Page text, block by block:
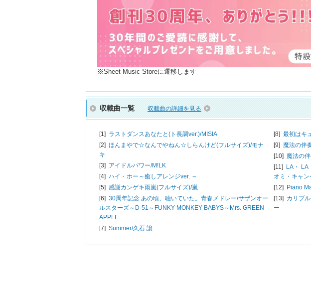
※Sheet Music Storeに遷移します
収載曲一覧 収載曲の詳細を見る
[1] ラストダンスあなたと(ト長調ver.)/MISIA
[2] ほんまやで☆なんでやねん☆しらんけど(フルサイズ)/モナ
キ
[3] アイドルパワー/M!LK
[4] ハイ・ホー～癒しアレンジver. ～
[5] 感謝カンゲキ雨嵐(フルサイズ)/嵐
[6] 30周年記念 あの頃、聴いていた。青春メドレー/サザンオー
ルスターズ～D-51～FUNKY MONKEY BABYS～Mrs. GREEN
APPLE
[7] Summer/久石 譲
[8] 最初はキ
[9] 魔法の伴
[10] 魔法の
[11]
LA・ LA
オミ・キャン
[12]
Piano
[13] カリブ
ー